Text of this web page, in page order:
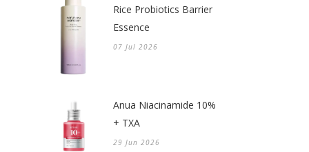
Rice Probiotics Barrier
Essence
07 Jul 2026
Anua Niacinamide 10%
+ TXA
29 Jun 2026